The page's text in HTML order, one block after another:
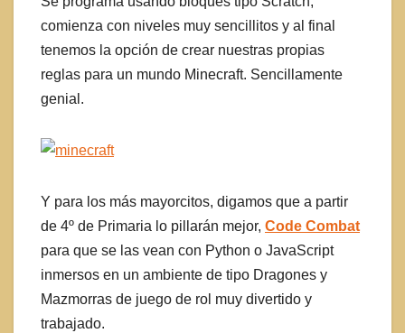
comienza con niveles muy sencillitos y al final
tenemos la opción de crear nuestras propias
reglas para un mundo Minecraft. Sencillamente
genial.
Y para los más mayorcitos, digamos que a partir
de 4º de Primaria lo pillarán mejor, Code Combat
para que se las vean con Python o JavaScript
inmersos en un ambiente de tipo Dragones y
Mazmorras de juego de rol muy divertido y
trabajado.